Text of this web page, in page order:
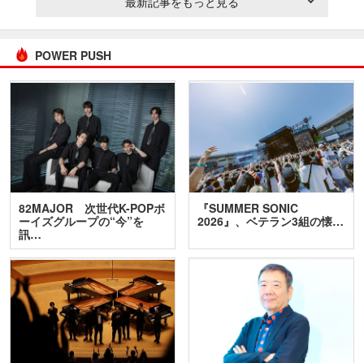
POWER PUSH
82MAJOR 次世代K-POPボ
ーイズグループの“今”を
訊…
『SUMMER SONIC
2026』、ベテラン3組の懐…